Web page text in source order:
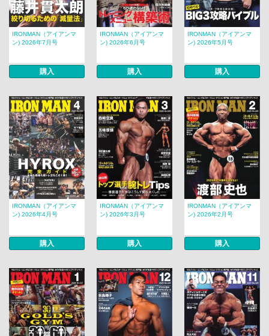
IRONMAN（アイアンマ
ン) 2026年7月号
購入
IRONMAN（アイアンマ
ン) 2026年6月号
購入
IRONMAN（アイアンマ
ン) 2026年5月号
購入
IRONMAN（アイアンマ
ン) 2026年4月号
購入
IRONMAN（アイアンマ
ン) 2026年3月号
購入
IRONMAN（アイアンマ
ン) 2026年2月号
購入